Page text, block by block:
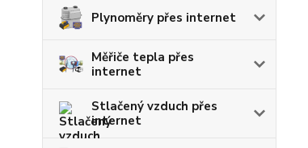
Plynoměry přes internet
Měřiče tepla přes
internet
Stlačený vzduch přes
internet